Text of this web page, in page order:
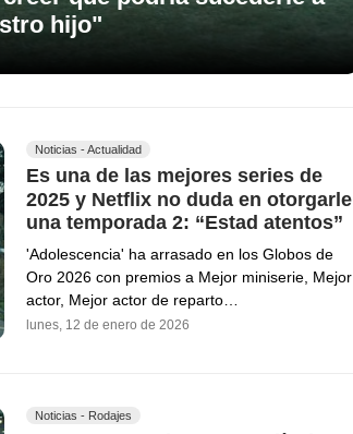
hijo"
Noticias - Actualidad
Es una de las mejores series de
2025 y Netflix no duda en otorgarle
una temporada 2: “Estad atentos”
'Adolescencia' ha arrasado en los Globos de
Oro 2026 con premios a Mejor miniserie, Mejor
actor, Mejor actor de reparto…
lunes, 12 de enero de 2026
Noticias - Rodajes